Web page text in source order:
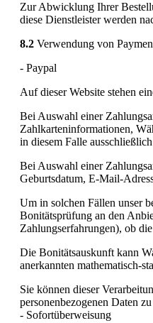
Zur Abwicklung Ihrer
diese Dienstleister werden
8.2 Verwendung von
- Paypal
Auf dieser Website stehen
Bei Auswahl einer
Zahlkarteninformationen,
in diesem Falle
Bei Auswahl einer
Geburtsdatum, E-Mail-
Um in solchen Fällen unser
Bonitätsprüfung an den
Zahlungserfahrungen), ob
Die Bonitätsauskunft kann
anerkannten mathematisch-
Sie können dieser
personenbezogenen Daten
- Sofortüberweisung